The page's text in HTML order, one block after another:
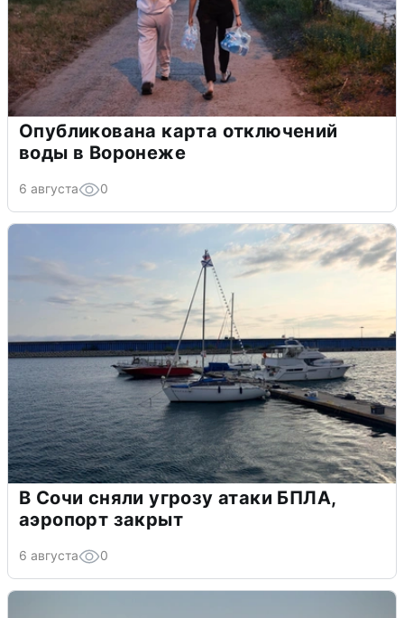
Опубликована карта отключений
воды в Воронеже
6 августа 0
В Сочи сняли угрозу атаки БПЛА,
аэропорт закрыт
6 августа 0